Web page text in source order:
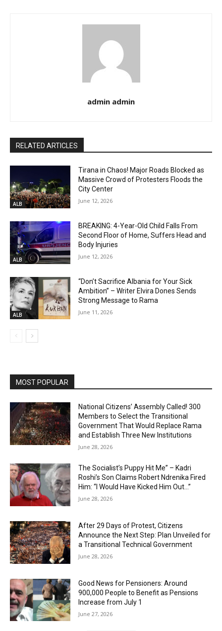
admin admin
RELATED ARTICLES
ALB
Tirana in Chaos! Major Roads Blocked as
Massive Crowd of Protesters Floods the
City Center
June 12, 2026
ALB
BREAKING: 4-Year-Old Child Falls From
Second Floor of Home, Suffers Head and
Body Injuries
June 12, 2026
ALB
“Don’t Sacrifice Albania for Your Sick
Ambition” – Writer Elvira Dones Sends
Strong Message to Rama
June 11, 2026
MOST POPULAR
National Citizens’ Assembly Called! 300
Members to Select the Transitional
Government That Would Replace Rama
and Establish Three New Institutions
June 28, 2026
The Socialist’s Puppy Hit Me” – Kadri
Roshi’s Son Claims Robert Ndrenika Fired
Him: “I Would Have Kicked Him Out…”
June 28, 2026
After 29 Days of Protest, Citizens
Announce the Next Step: Plan Unveiled for
a Transitional Technical Government
June 28, 2026
Good News for Pensioners: Around
900,000 People to Benefit as Pensions
Increase from July 1
June 27, 2026